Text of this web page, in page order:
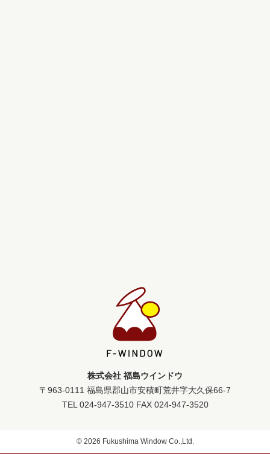
株式会社 福島ウインドウ
〒963-0111 福島県郡山市安積町荒井字大久保66-7
TEL 024-947-3510 FAX 024-947-3520
© 2026 Fukushima Window Co.,Ltd.